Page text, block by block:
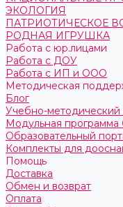
ЭКОЛОГИЯ
ПАТРИОТИЧЕСКОЕ
РОДНАЯ ИГРУШКА
Работа с юр.лицами
Работа с ДОУ
Работа с ИП и ООО
Методическая
Блог
Учебно-
Модульная
Образовательный
Комплекты для
Помощь
Доставка
Обмен и возврат
Оплата